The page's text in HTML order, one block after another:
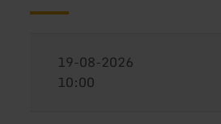
19-08-2026
10:00